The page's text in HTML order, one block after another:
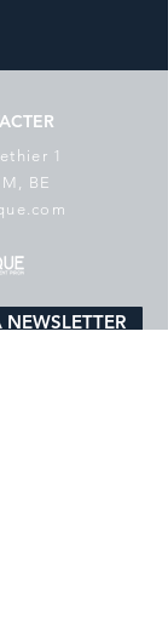
1
BE